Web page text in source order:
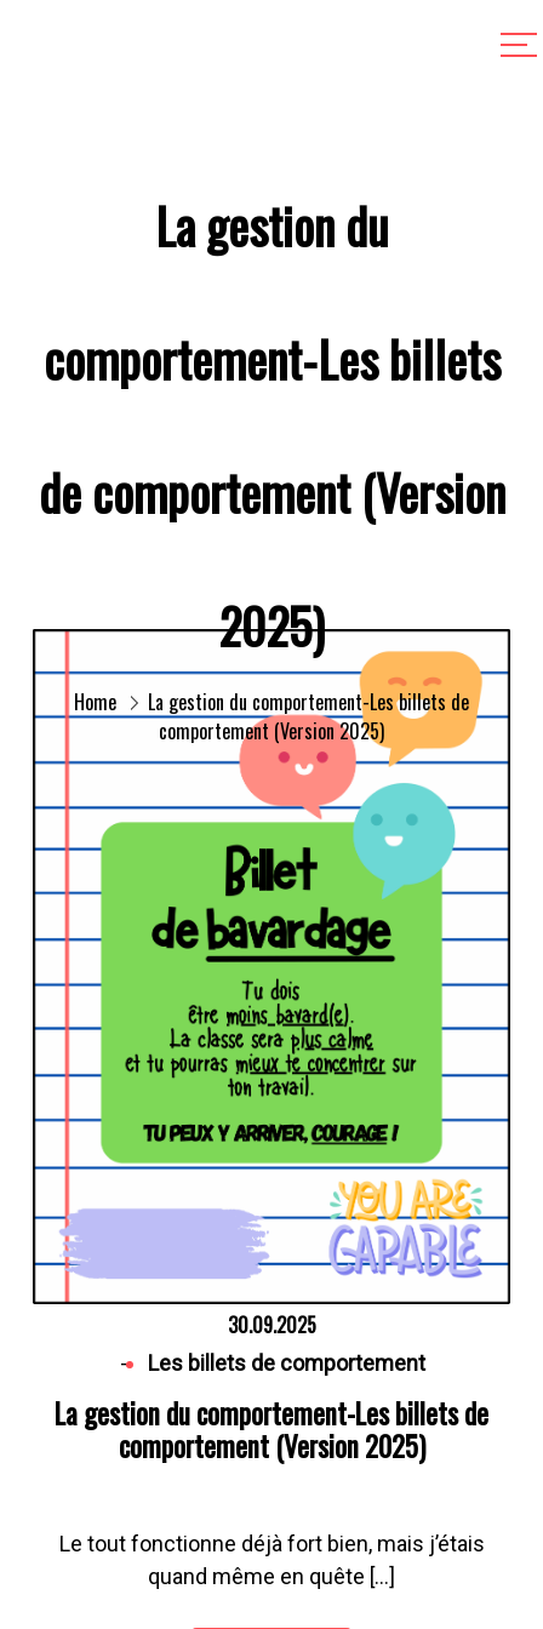
La gestion du
comportement-Les billets
de comportement (Version
2025)
Home
La gestion du comportement-Les billets de
comportement (Version 2025)
30.09.2025
- Les billets de comportement
La gestion du comportement-Les billets de
comportement (Version 2025)
Le tout fonctionne déjà fort bien, mais j’étais
quand même en quête […]